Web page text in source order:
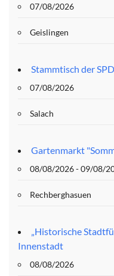
07/08/2026
Geislingen
Stammtisch der
07/08/2026
Salach
Gartenmarkt
08/08/2026 - 09/08/
Rechberghasuen
„Historische
Innenstadt
08/08/2026